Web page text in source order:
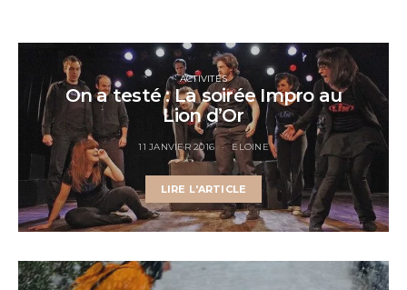
ACTIVITÉS
On a testé : La soirée Impro au
Lion d’Or
11 JANVIER 2016 ELOINE
LIRE L'ARTICLE